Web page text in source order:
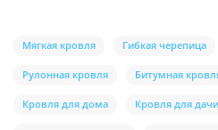
Мягкая кровля Гибкая черепица
Рулонная кровля Битумная
Кровля для дома Кровля для дачи